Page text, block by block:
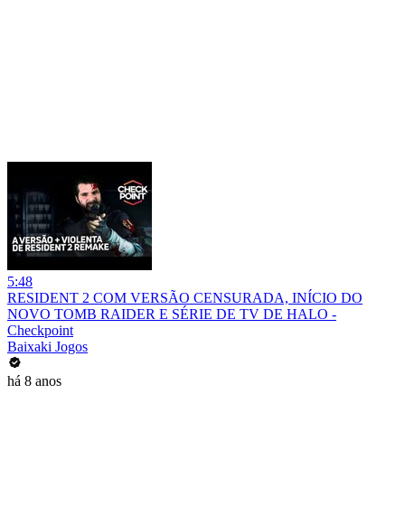
5:48
RESIDENT 2 COM VERSÃO CENSURADA, INÍCIO DO
NOVO TOMB RAIDER E SÉRIE DE TV DE HALO -
Checkpoint
Baixaki Jogos
há 8 anos